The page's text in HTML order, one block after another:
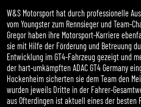
W&S Motorsport hat durch professionelle
vom Youngster zum Rennsieger und Team-
Gregor haben ihre Motorsport-Karriere
sie mit Hilfe der Förderung und Betreuung
Entwicklung im GT4-Fahrzeug gezeigt und
der hart-umkämpften ADAC GT4 Germany
Hockenheim sicherten sie dem Team den
wurden jeweils Dritte in der Fahrer-
aus Ofterdingen ist aktuell eines der besten